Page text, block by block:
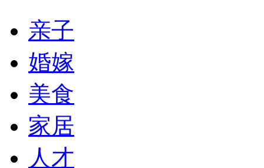
亲子
婚嫁
美食
家居
人才